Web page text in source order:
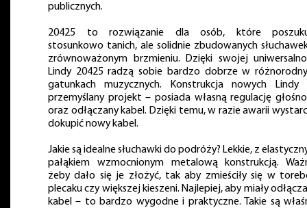
publicznych.
20425 to rozwiązanie dla osób, które
stosunkowo tanich, ale solidnie zbudowanych
zrównoważonym brzmieniu. Dzięki swojej
Lindy 20425 radzą sobie bardzo dobrze w
gatunkach muzycznych. Konstrukcja nowych
przemyślany projekt – posiada własną regulację
oraz odłączany kabel. Dzięki temu, w razie awarii
dokupić nowy kabel.
Jakie są idealne słuchawki do podróży? Lekkie, z
pałąkiem wzmocnionym metalową konstrukcją.
żeby dało się je złożyć, tak aby zmieściły się w
plecaku czy większej kieszeni. Najlepiej, aby miały
kabel – to bardzo wygodne i praktyczne. Takie są